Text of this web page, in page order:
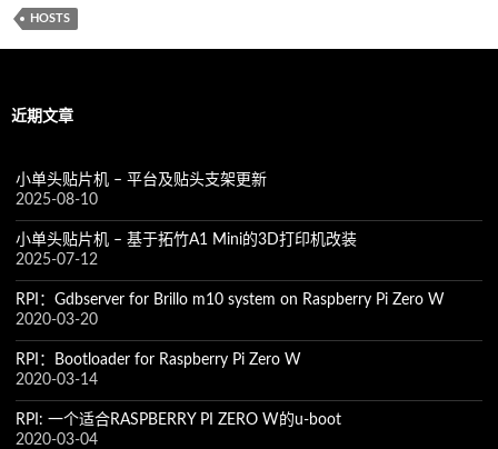
HOSTS
近期文章
小单头贴片机 – 平台及贴头支架更新
2025-08-10
小单头贴片机 – 基于拓竹A1 Mini的3D打印机改装
2025-07-12
RPI：Gdbserver for Brillo m10 system on Raspberry Pi Zero W
2020-03-20
RPI：Bootloader for Raspberry Pi Zero W
2020-03-14
RPI: 一个适合RASPBERRY PI ZERO W的u-boot
2020-03-04